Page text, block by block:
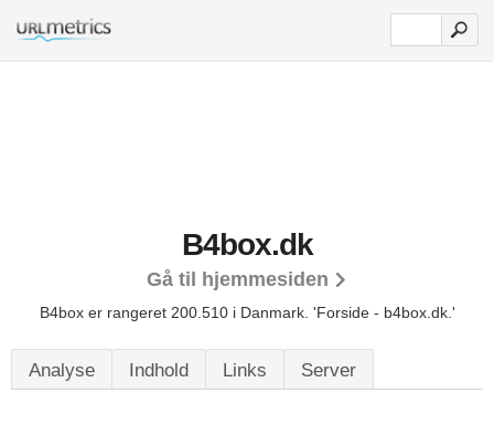
B4box.dk
Gå til hjemmesiden
B4box er rangeret 200.510 i Danmark. 'Forside - b4box.dk.'
Analyse Indhold Links Server